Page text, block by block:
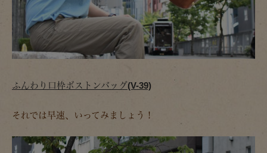
ふんわり口枠ボストンバッグ(V-39)
それでは早速、いってみましょう！